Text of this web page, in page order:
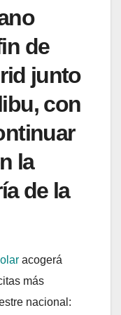
de
junto
con
la
de la
acogerá
más
nacional: